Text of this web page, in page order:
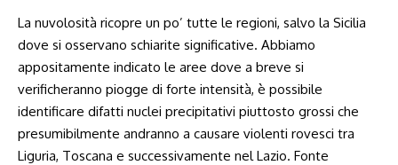
La nuvolosità ricopre un po’ tutte le regioni, salvo la Sicilia
dove si osservano schiarite significative. Abbiamo
appositamente indicato le aree dove a breve si
verificheranno piogge di forte intensità, è possibile
identificare difatti nuclei precipitativi piuttosto grossi che
presumibilmente andranno a causare violenti rovesci tra
Liguria, Toscana e successivamente nel Lazio. Fonte